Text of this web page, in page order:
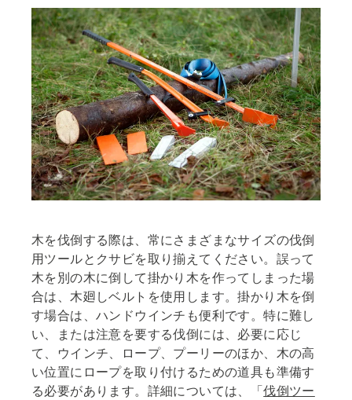
木を伐倒する際は、常にさまざまなサイズの伐倒
用ツールとクサビを取り揃えてください。誤って
木を別の木に倒して掛かり木を作ってしまった場
合は、木廻しベルトを使用します。掛かり木を倒
す場合は、ハンドウインチも便利です。特に難し
い、または注意を要する伐倒には、必要に応じ
て、ウインチ、ロープ、プーリーのほか、木の高
い位置にロープを取り付けるための道具も準備す
る必要があります。詳細については、「伐倒ツー